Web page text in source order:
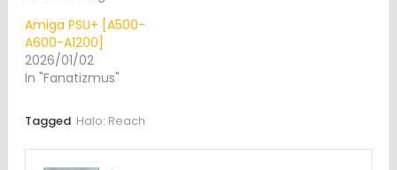
Amiga PSU+ [A500-
A600-A1200]
2026/01/02
In "Fanatizmus"
Tagged Halo: Reach